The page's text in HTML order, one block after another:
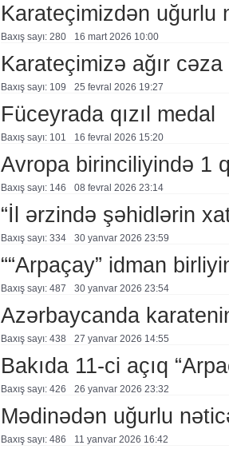
Karateçimizdən uğurlu
Baxış sayı: 280 16 mart 2026 10:00
Karateçimizə ağır cəza
Baxış sayı: 109 25 fevral 2026 19:27
Füceyrada qızıl medal
Baxış sayı: 101 16 fevral 2026 15:20
Avropa birinciliyində 1
Baxış sayı: 146 08 fevral 2026 23:14
“İl ərzində şəhidlərin
Baxış sayı: 334 30 yanvar 2026 23:59
““Arpaçay” idman
Baxış sayı: 487 30 yanvar 2026 23:54
Azərbaycanda
Baxış sayı: 438 27 yanvar 2026 14:55
Bakıda 11-ci açıq
Baxış sayı: 426 26 yanvar 2026 23:32
Mədinədən uğurlu
Baxış sayı: 486 11 yanvar 2026 16:42